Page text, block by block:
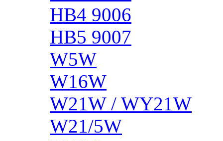
HB4 9006
HB5 9007
W5W
W16W
W21W / WY21W
W21/5W